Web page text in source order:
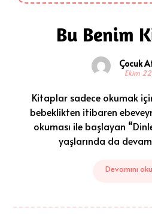
Bu Benim
Çocuk
Ekim
Kitaplar sadece okumak
bebeklikten itibaren
okuması ile başlayan
yaşlarında da
Devamını oku